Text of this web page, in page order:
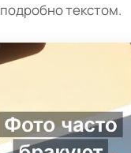
подробно текстом.